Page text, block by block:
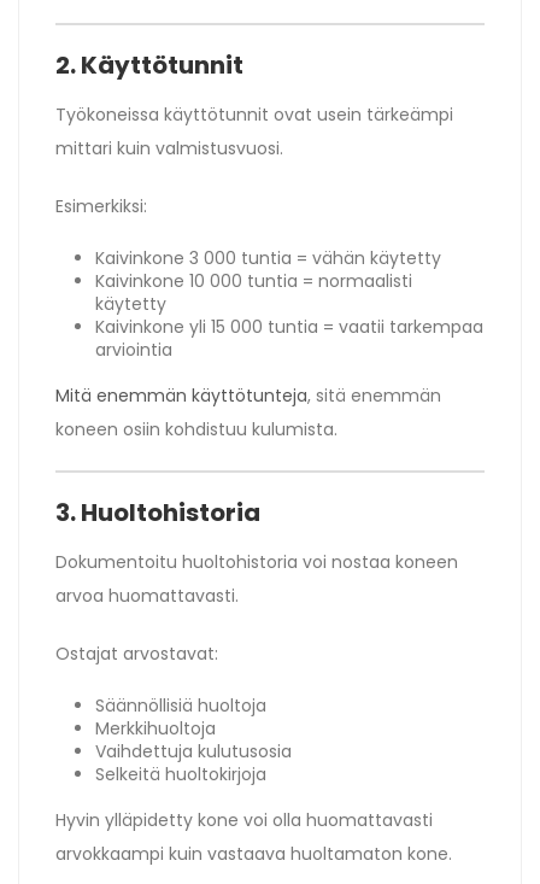
2. Käyttötunnit
Työkoneissa käyttötunnit ovat usein tärkeämpi
mittari kuin valmistusvuosi.
Esimerkiksi:
Kaivinkone 3 000 tuntia = vähän käytetty
Kaivinkone 10 000 tuntia = normaalisti
käytetty
Kaivinkone yli 15 000 tuntia = vaatii tarkempaa
arviointia
Mitä enemmän käyttötunteja, sitä enemmän
koneen osiin kohdistuu kulumista.
3. Huoltohistoria
Dokumentoitu huoltohistoria voi nostaa koneen
arvoa huomattavasti.
Ostajat arvostavat:
Säännöllisiä huoltoja
Merkkihuoltoja
Vaihdettuja kulutusosia
Selkeitä huoltokirjoja
Hyvin ylläpidetty kone voi olla huomattavasti
arvokkaampi kuin vastaava huoltamaton kone.